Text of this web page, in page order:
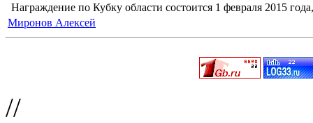
Награждение по Кубку области состоится 1 февраля 2015
Миронов Алексей
//